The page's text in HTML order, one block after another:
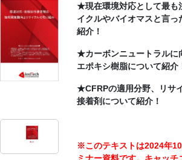
★現在環境対応として最も
イクルやバイオマスと言っ
紹介！
★カーボンニュートラルに
エポキシ樹脂について紹介
★CFRPの適用分野、リサ
接着剤について紹介！
※このテキストは2024年
ミナー資料です。キャッ